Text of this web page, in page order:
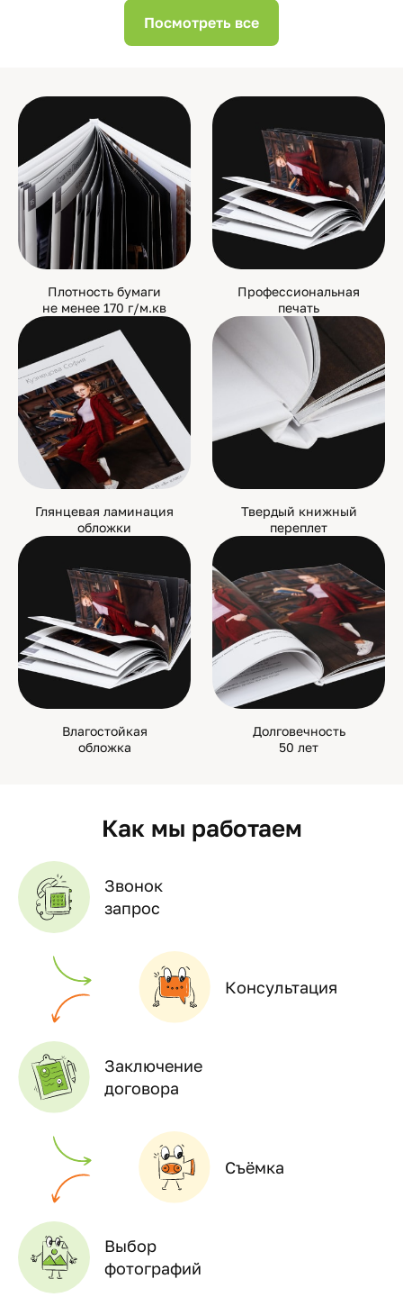
Посмотреть все
Плотность бумаги
не менее 170 г/м.кв
Профессиональная
печать
Глянцевая ламинация
обложки
Твердый книжный
переплет
Влагостойкая
обложка
Долговечность
50 лет
Как мы работаем
Звонок
запрос
Консультация
Заключение
договора
Съёмка
Выбор
фотографий